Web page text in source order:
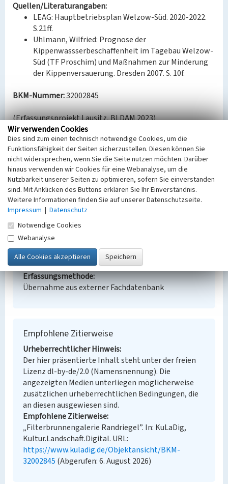
Quellen/Literaturangaben:
LEAG: Hauptbetriebsplan Welzow-Süd. 2020-2022.
S.21ff.
Uhlmann, Wilfried: Prognose der
Kippenwassserbeschaffenheit im Tagebau Welzow-
Süd (TF Proschim) und Maßnahmen zur Minderung
der Kippenversauerung. Dresden 2007. S. 10f.
BKM-Nummer:32002845
(Erfassungsprojekt Lausitz, BLDAM 2023)
Filterbrunnengalerie Randriegel
Schlagwörter
Brunnen
Ort
Proschim | Spremberg | Welzow
Alternativer Ortsname
Grodk | Prozym | Wjelcej
Fachsicht(en)
Denkmalpflege
Erfassungsmaßstab
Keine Angabe
Erfassungsmethode
Übernahme aus externer Fachdatenbank
Empfohlene Zitierweise
Urheberrechtlicher Hinweis
Der hier präsentierte Inhalt steht unter der freien
Lizenz dl-by-de/2.0 (Namensnennung). Die
angezeigten Medien unterliegen möglicherweise
zusätzlichen urheberrechtlichen Bedingungen, die
an diesen ausgewiesen sind.
Empfohlene Zitierweise
„Filterbrunnengalerie Randriegel”. In: KuLaDig,
Kultur.Landschaft.Digital. URL:
https://www.kuladig.de/Objektansicht/BKM-
32002845 (Abgerufen: 6. August 2026)
Wir verwenden Cookies
Dies sind zum einen technisch notwendige Cookies, um die
Funktionsfähigkeit der Seiten sicherzustellen. Diesen können Sie
nicht widersprechen, wenn Sie die Seite nutzen möchten. Darüber
hinaus verwenden wir Cookies für eine Webanalyse, um die
Nutzbarkeit unserer Seiten zu optimieren, sofern Sie einverstanden
sind. Mit Anklicken des Buttons erklären Sie Ihr Einverständnis.
Weitere Informationen finden Sie auf unserer Datenschutzseite.
Impressum | Datenschutz
Notwendige Cookies
Webanalyse